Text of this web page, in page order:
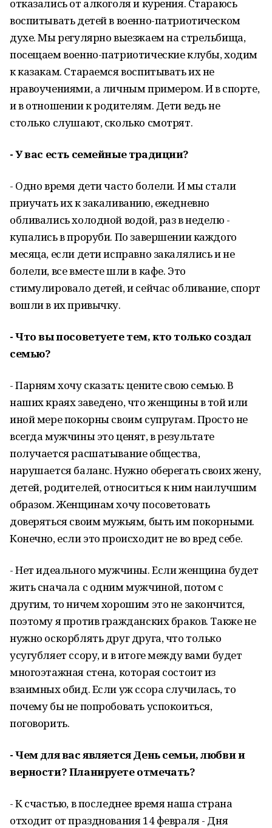
отказались от алкоголя и курения. Стараюсь
воспитывать детей в военно-патриотическом
духе. Мы регулярно выезжаем на стрельбища,
посещаем военно-патриотические клубы, ходим
к казакам. Стараемся воспитывать их не
нравоучениями, а личным примером. И в спорте,
и в отношении к родителям. Дети ведь не
столько слушают, сколько смотрят.
- У вас есть семейные традиции?
- Одно время дети часто болели. И мы стали
приучать их к закаливанию, ежедневно
обливались холодной водой, раз в неделю -
купались в проруби. По завершении каждого
месяца, если дети исправно закалялись и не
болели, все вместе шли в кафе. Это
стимулировало детей, и сейчас обливание, спорт
вошли в их привычку.
- Что вы посоветуете тем, кто только создал
семью?
- Парням хочу сказать: цените свою семью. В
наших краях заведено, что женщины в той или
иной мере покорны своим супругам. Просто не
всегда мужчины это ценят, в результате
получается расшатывание общества,
нарушается баланс. Нужно оберегать своих жену,
детей, родителей, относиться к ним наилучшим
образом. Женщинам хочу посоветовать
доверяться своим мужьям, быть им покорными.
Конечно, если это происходит не во вред себе.
- Нет идеального мужчины. Если женщина будет
жить сначала с одним мужчиной, потом с
другим, то ничем хорошим это не закончится,
поэтому я против гражданских браков. Также не
нужно оскорблять друг друга, что только
усугубляет ссору, и в итоге между вами будет
многоэтажная стена, которая состоит из
взаимных обид. Если уж ссора случилась, то
почему бы не попробовать успокоиться,
поговорить.
- Чем для вас является День семьи, любви и
верности? Планируете отмечать?
- К счастью, в последнее время наша страна
отходит от празднования 14 февраля - Дня